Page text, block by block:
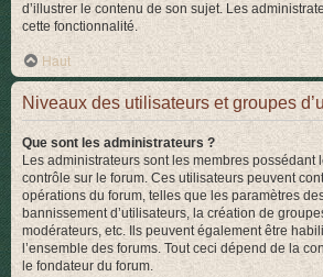
d’illustrer le contenu de son sujet. Les
cette fonctionnalité.
Haut
Niveaux des utilisateurs et groupes
Que sont les administrateurs ?
Les administrateurs sont les membres possédant
contrôle sur le forum. Ces utilisateurs peuvent
opérations du forum, telles que les paramètres
bannissement d’utilisateurs, la création de
modérateurs, etc. Ils peuvent également être
l’ensemble des forums. Tout ceci dépend de la
le fondateur du forum.